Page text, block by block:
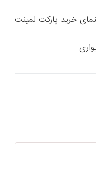
خرید پارکت لمینت